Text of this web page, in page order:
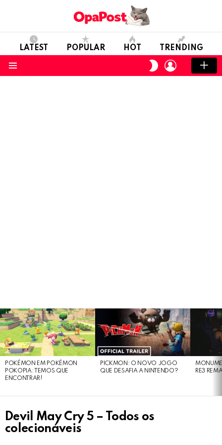
LATEST POPULAR HOT TRENDING
SWITCH
SKIN
LOGIN
LATEST
STORIES
POKÉMON EM POKÉMON
POKOPIA: TEMOS QUE
ENCONTRAR!
PICKMON: O NOVO JOGO
QUE DESAFIA A NINTENDO?
RE3
Devil May Cry 5 – Todos os
colecionáveis